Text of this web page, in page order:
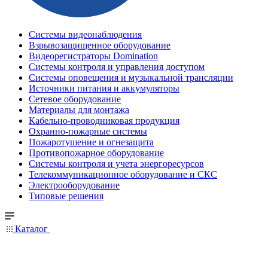
Системы видеонаблюдения
Взрывозащищенное оборудование
Видеорегистраторы Domination
Системы контроля и управления доступом
Системы оповещения и музыкальной трансляции
Источники питания и аккумуляторы
Сетевое оборудование
Материалы для монтажа
Кабельно-проводниковая продукция
Охранно-пожарные системы
Пожаротушение и огнезащита
Противопожарное оборудование
Системы контроля и учета энергоресурсов
Телекоммуникационное оборудование и СКС
Электрооборудование
Типовые решения
Каталог